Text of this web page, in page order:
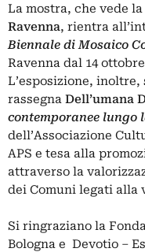
La mostra, che vede
Ravenna, rientra
Biennale di Mosaico
Ravenna dal 14 ottobre
L’esposizione,
rassegna Dell’umana
contemporanee lungo
dell’Associazione
APS e tesa alla
attraverso la
dei Comuni legati alla
Si ringraziano la
Bologna e Devotio –